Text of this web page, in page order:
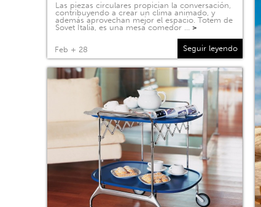
Las piezas circulares propician la conversación,
contribuyendo a crear un clima animado, y
además aprovechan mejor el espacio. Totem de
Sovet Italia, es una mesa comedor … >
Feb + 28 Seguir leyendo